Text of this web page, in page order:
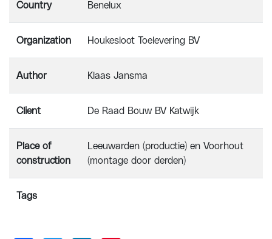
Country Benelux
Organization Houkesloot Toelevering BV
Author Klaas Jansma
Client De Raad Bouw BV Katwijk
Place of
construction
Leeuwarden (productie) en Voorhout
(montage door derden)
Tags